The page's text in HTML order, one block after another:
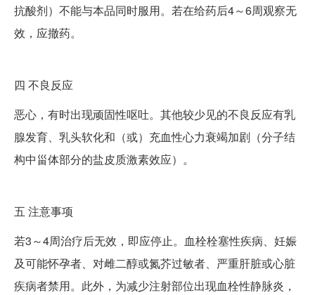
抗酸剂）不能与本品同时服用。若在给药后4～6周观察无
效，应撤药。
四 不良反应
恶心，有时出现顽固性呕吐。其他较少见的不良反应有乳
腺发育、乳头软化和（或）充血性心力衰竭加剧（分子结
构中甾体部分的盐皮质激素效应）。
五 注意事项
若3～4周治疗后无效，即应停止。血栓栓塞性疾病、妊娠
及可能怀孕者、对雌二醇或氮芥过敏者、严重肝脏或心脏
疾病者禁用。此外，为减少注射部位出现血栓性静脉炎，